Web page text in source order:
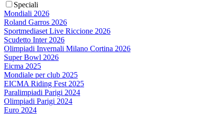
Speciali
Mondiali 2026
Roland Garros 2026
Sportmediaset Live Riccione 2026
Scudetto Inter 2026
Olimpiadi Invernali Milano Cortina 2026
Super Bowl 2026
Eicma 2025
Mondiale per club 2025
EICMA Riding Fest 2025
Paralimpiadi Parigi 2024
Olimpiadi Parigi 2024
Euro 2024